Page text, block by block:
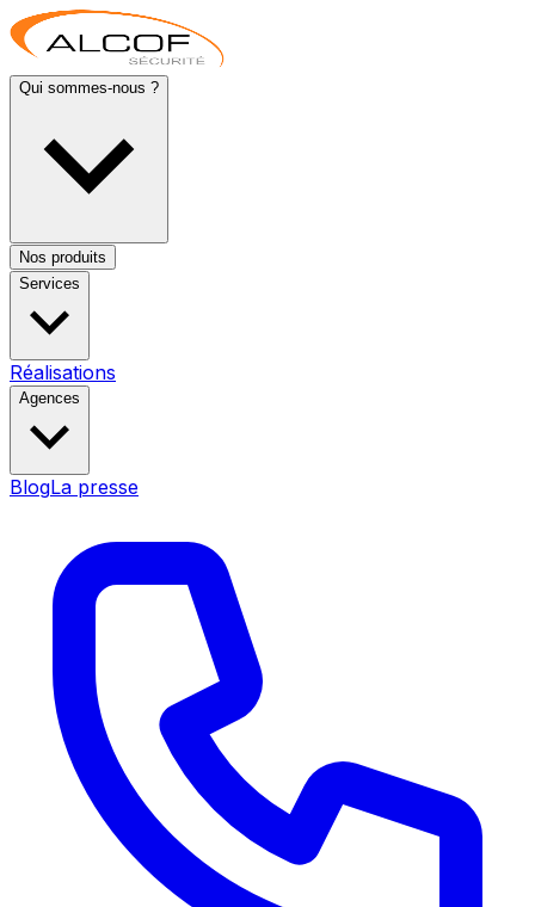
Qui sommes-nous ?
Nos produits
Services
Réalisations
Agences
BlogLa presse